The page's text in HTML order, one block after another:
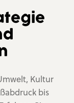
Kultur
bis